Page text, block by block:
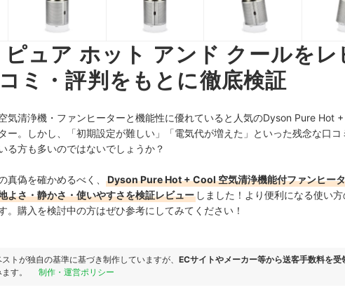
ュア ホット アンド クールをレ
ミ・評判をもとに徹底検証
気清浄機・ファンヒーターと機能性に優れていると人気のDyson Pure Hot
ー。しかし、「初期設定が難しい」「電気代が増えた」といった残念な口コ
る方も多いのではないでしょうか？
真偽を確かめるべく、
Dyson Pure Hot + Cool 空気清浄機能付ファンヒー
よさ・静かさ・使いやすさを検証レビュー しました！より便利になる使い
。購入を検討中の方はぜひ参考にしてみてください！
トが独自の基準に基づき制作していますが、 ECサイトやメーカー等から送客手数料を受
す。
制作・運営ポリシー